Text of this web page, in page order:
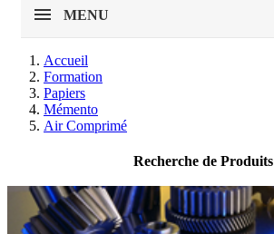
MENU
Accueil
Formation
Papiers
Mémento
Air Comprimé
Recherche de Produits